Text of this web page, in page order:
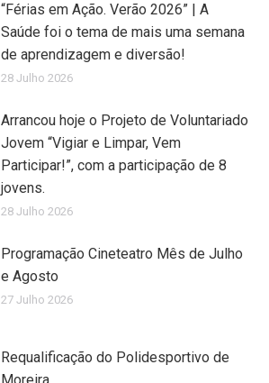
“Férias em Ação. Verão 2026” | A
Saúde foi o tema de mais uma semana
de aprendizagem e diversão!
28 Julho 2026
Arrancou hoje o Projeto de Voluntariado
Jovem “Vigiar e Limpar, Vem
Participar!”, com a participação de 8
jovens.
28 Julho 2026
Programação Cineteatro Mês de Julho
e Agosto
27 Julho 2026
Requalificação do Polidesportivo de